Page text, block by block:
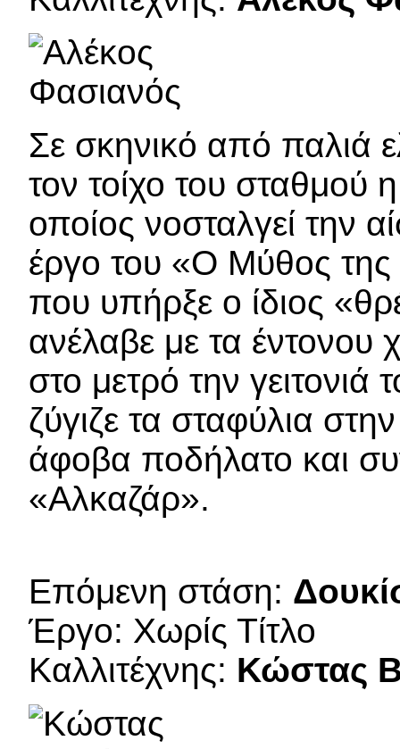
Σε σκηνικό από παλιά
τον τοίχο του σταθμού
οποίος νοσταλγεί την
έργο του «Ο Μύθος της
που υπήρξε ο ίδιος
ανέλαβε με τα έντονου
στο μετρό την
ζύγιζε τα σταφύλια
άφοβα ποδήλατο και
«Αλκαζάρ».
Επόμενη στάση:
Έργο: Χωρίς Τίτλο
Καλλιτέχνης: Κώστας